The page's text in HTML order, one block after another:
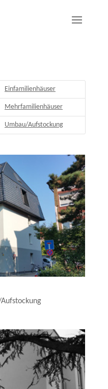
Einfamilienhäuser
Mehrfamilienhäuser
Umbau/Aufstockung